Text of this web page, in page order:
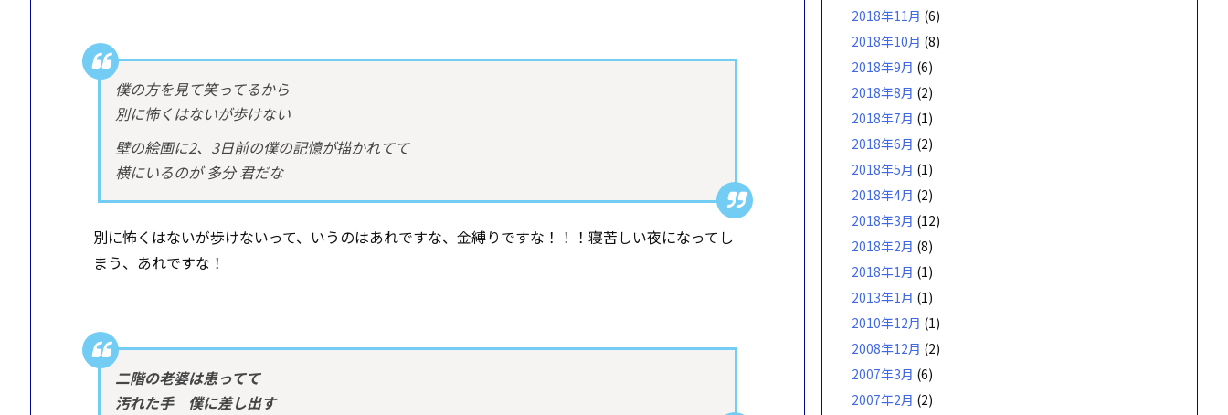
僕の方を見て笑ってるから
別に怖くはないが歩けない
壁の絵画に2、3日前の僕の記憶が描かれてて
横にいるのが 多分 君だな
別に怖くはないが歩けないって、いうのはあれですな、金縛りですな！！！寝苦しい夜になってし
まう、あれですな！
二階の老婆は患ってて
汚れた手 僕に差し出す
2018年11月 (6)
2018年10月 (8)
2018年9月 (6)
2018年8月 (2)
2018年7月 (1)
2018年6月 (2)
2018年5月 (1)
2018年4月 (2)
2018年3月 (12)
2018年2月 (8)
2018年1月 (1)
2013年1月 (1)
2010年12月 (1)
2008年12月 (2)
2007年3月 (6)
2007年2月 (2)